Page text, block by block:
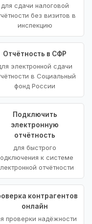
для сдачи налоговой
без визитов в
инспекцию
Отчётность в СФР
электронной сдачи
в Социальный
фонд России
Подключить
электронную
отчётность
для быстрого
к системе
отчётности
контрагентов
онлайн
проверки надёжности